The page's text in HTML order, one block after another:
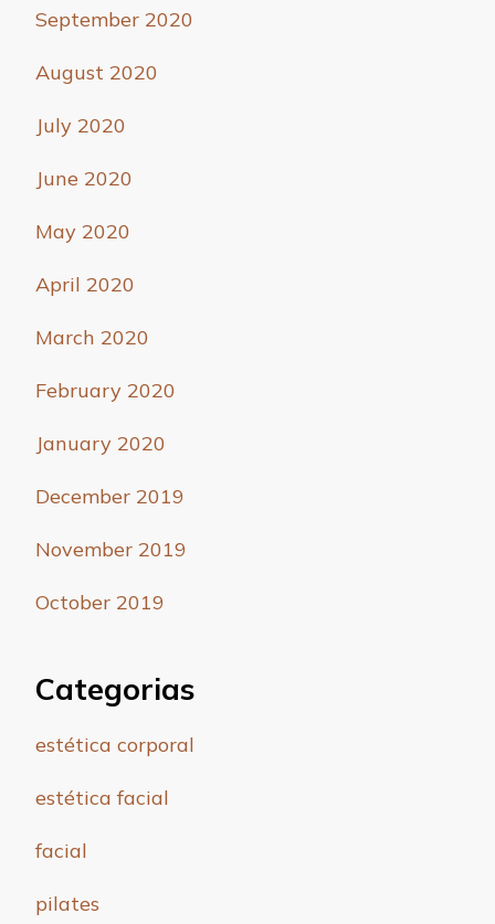
September 2020
August 2020
July 2020
June 2020
May 2020
April 2020
March 2020
February 2020
January 2020
December 2019
November 2019
October 2019
Categorias
estética corporal
estética facial
facial
pilates